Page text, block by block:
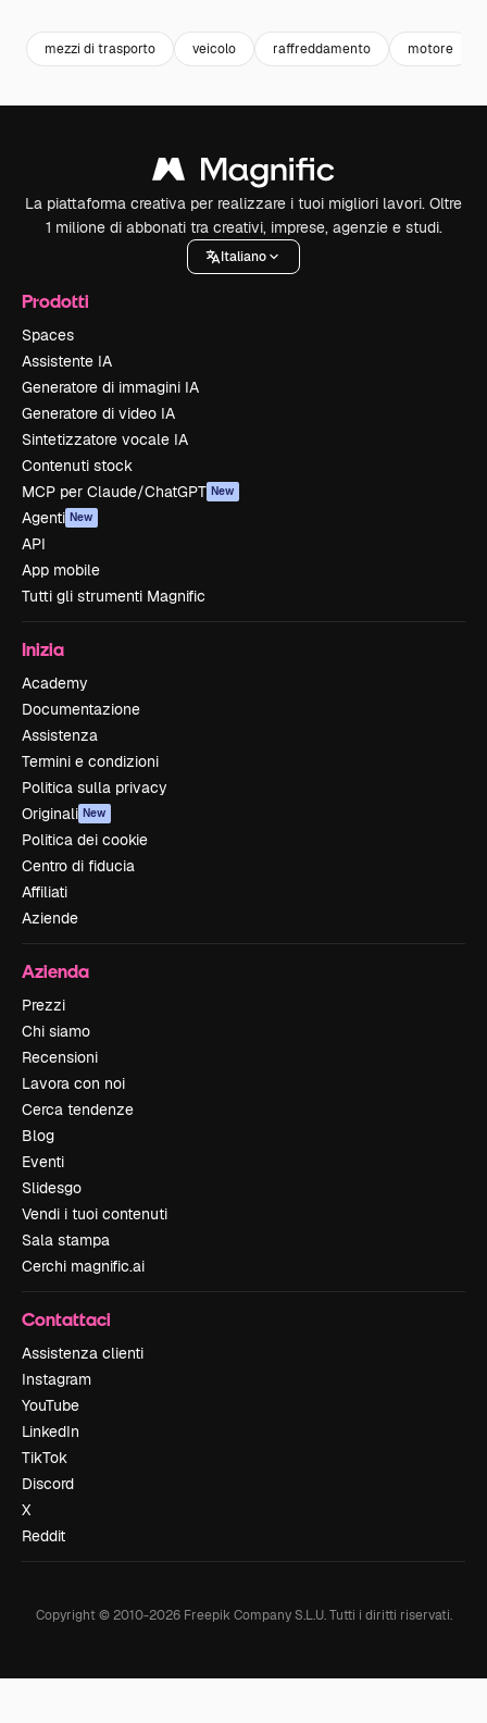
mezzi di trasporto veicolo raffreddamento motore
La piattaforma creativa per realizzare i tuoi migliori lavori. Oltre
1 milione di abbonati tra creativi, imprese, agenzie e studi.
Italiano
Prodotti
Spaces
Assistente IA
Generatore di immagini IA
Generatore di video IA
Sintetizzatore vocale IA
Contenuti stock
MCP per Claude/ChatGPT New
Agenti New
API
App mobile
Tutti gli strumenti Magnific
Inizia
Academy
Documentazione
Assistenza
Termini e condizioni
Politica sulla privacy
Originali New
Politica dei cookie
Centro di fiducia
Affiliati
Aziende
Azienda
Prezzi
Chi siamo
Recensioni
Lavora con noi
Cerca tendenze
Blog
Eventi
Slidesgo
Vendi i tuoi contenuti
Sala stampa
Cerchi magnific.ai
Contattaci
Assistenza clienti
Instagram
YouTube
LinkedIn
TikTok
Discord
X
Reddit
Copyright © 2010-2026Freepik Company S.L.U. Tutti i diritti riservati.